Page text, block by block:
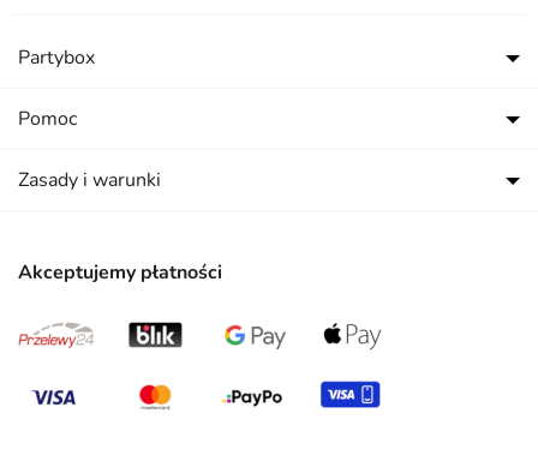
Akceptujemy płatności
Partybox
Pomoc
Zasady i warunki